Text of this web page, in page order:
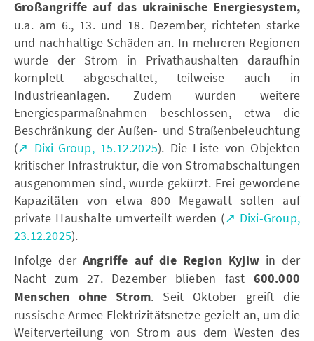
Großangriffe auf das ukrainische Energiesystem,
u.a. am 6., 13. und 18. Dezember, richteten starke
und nachhaltige Schäden an. In mehreren Regionen
wurde der Strom in Privathaushalten daraufhin
komplett abgeschaltet, teilweise auch in
Industrieanlagen. Zudem wurden weitere
Energiesparmaßnahmen beschlossen, etwa die
Beschränkung der Außen- und Straßenbeleuchtung
(↗ Dixi-Group, 15.12.2025). Die Liste von Objekten
kritischer Infrastruktur, die von Stromabschaltungen
ausgenommen sind, wurde gekürzt. Frei gewordene
Kapazitäten von etwa 800 Megawatt sollen auf
private Haushalte umverteilt werden (↗ Dixi-Group,
23.12.2025).
Infolge der Angriffe auf die Region Kyjiw in der
Nacht zum 27. Dezember blieben fast 600.000
Menschen ohne Strom. Seit Oktober greift die
russische Armee Elektrizitätsnetze gezielt an, um die
Weiterverteilung von Strom aus dem Westen des